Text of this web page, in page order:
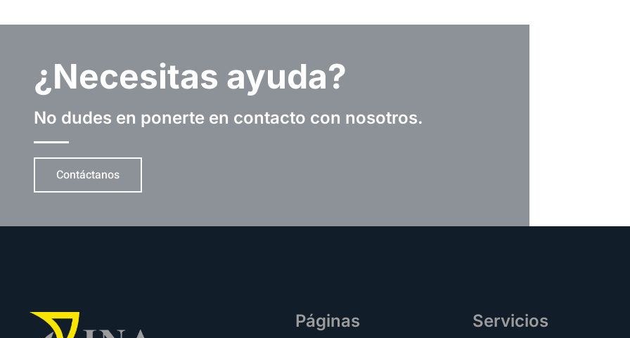
¿Necesitas ayuda?
No dudes en ponerte en contacto con nosotros.
Contáctanos
Páginas Servicios